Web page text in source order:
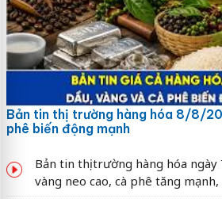
Bản tin thị trường hàng hóa 8/8/
phê biến động mạnh
Bản tin thị trường hàng hóa
vàng neo cao, cà phê tăng